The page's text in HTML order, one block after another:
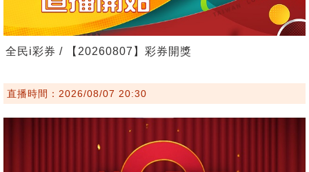
全民i彩券 / 【20260807】彩券開獎
直播時間：2026/08/07 20:30